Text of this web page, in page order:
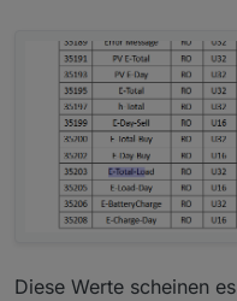
Diese Werte scheinen